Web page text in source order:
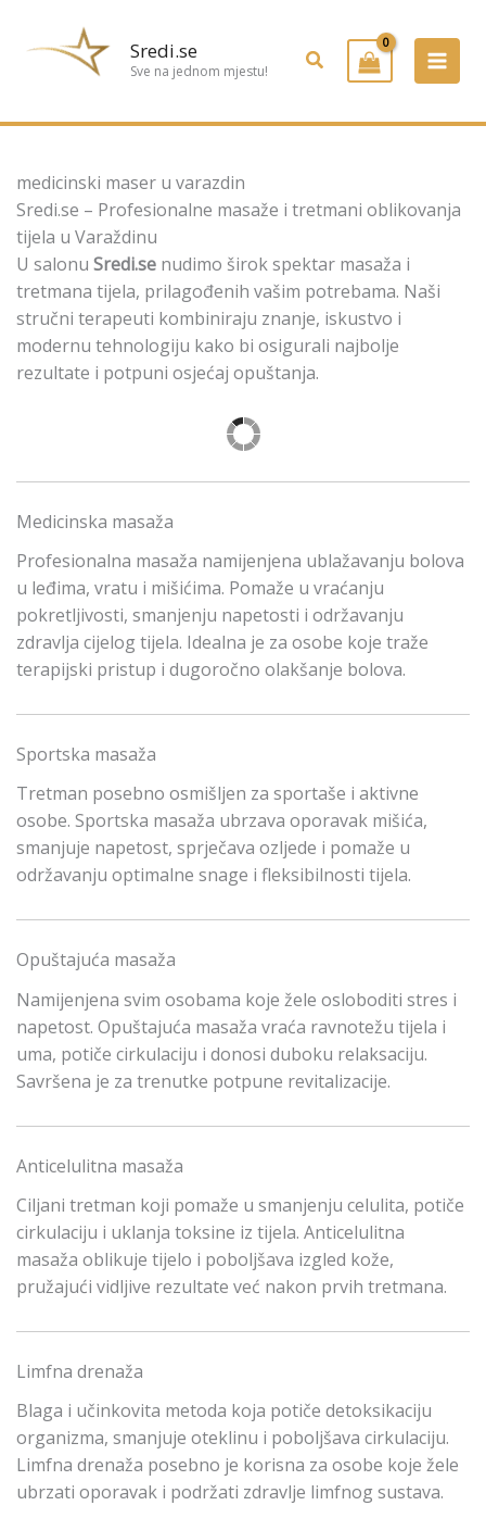
Sredi.se
Sve na jednom mjestu! Pretraživanje
medicinski maser u varazdin
Sredi.se – Profesionalne masaže i tretmani oblikovanja
tijela u Varaždinu
U salonu Sredi.se nudimo širok spektar masaža i
tretmana tijela, prilagođenih vašim potrebama. Naši
stručni terapeuti kombiniraju znanje, iskustvo i
modernu tehnologiju kako bi osigurali najbolje
rezultate i potpuni osjećaj opuštanja.
Medicinska masaža
Profesionalna masaža namijenjena ublažavanju bolova
u leđima, vratu i mišićima. Pomaže u vraćanju
pokretljivosti, smanjenju napetosti i održavanju
zdravlja cijelog tijela. Idealna je za osobe koje traže
terapijski pristup i dugoročno olakšanje bolova.
Sportska masaža
Tretman posebno osmišljen za sportaše i aktivne
osobe. Sportska masaža ubrzava oporavak mišića,
smanjuje napetost, sprječava ozljede i pomaže u
održavanju optimalne snage i fleksibilnosti tijela.
Opuštajuća masaža
Namijenjena svim osobama koje žele osloboditi stres i
napetost. Opuštajuća masaža vraća ravnotežu tijela i
uma, potiče cirkulaciju i donosi duboku relaksaciju.
Savršena je za trenutke potpune revitalizacije.
Anticelulitna masaža
Ciljani tretman koji pomaže u smanjenju celulita, potiče
cirkulaciju i uklanja toksine iz tijela. Anticelulitna
masaža oblikuje tijelo i poboljšava izgled kože,
pružajući vidljive rezultate već nakon prvih tretmana.
Limfna drenaža
Blaga i učinkovita metoda koja potiče detoksikaciju
organizma, smanjuje oteklinu i poboljšava cirkulaciju.
Limfna drenaža posebno je korisna za osobe koje žele
ubrzati oporavak i podržati zdravlje limfnog sustava.